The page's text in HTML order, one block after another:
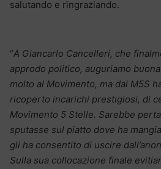
salutando e ringraziando.
“A Giancarlo Cancelleri, che
approdo politico, auguriamo
molto al Movimento, ma dal M5S
ricoperto incarichi prestigiosi, di
Movimento 5 Stelle. Sarebbe
sputasse sul piatto dove ha
gli ha consentito di uscire
Sulla sua collocazione finale